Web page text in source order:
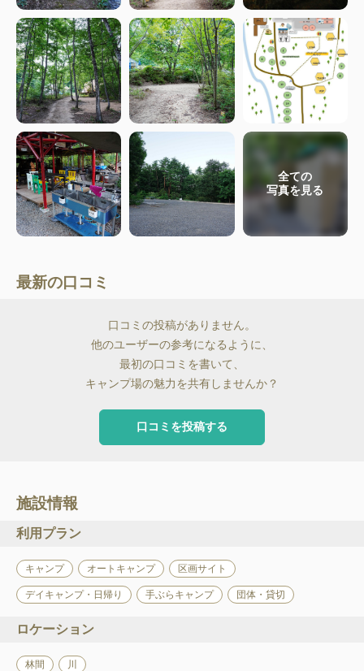
全ての
写真を見る
最新の口コミ
口コミの投稿がありません。
他のユーザーの参考になるように、
最初の口コミを書いて、
キャンプ場の魅力を共有しませんか？
口コミを投稿する
施設情報
利用プラン
キャンプ オートキャンプ 区画サイト
デイキャンプ・日帰り 手ぶらキャンプ 団体・貸切
ロケーション
林間 川